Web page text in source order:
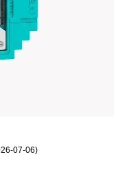
07-06)